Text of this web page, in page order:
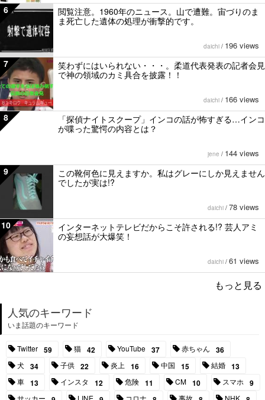
6
閲覧注意。1960年のニュース。山で遭難。宙づりのま
ま死亡した遺体の処理が衝撃的です。
daichi / 196 views
7
笑わずにはいられない・・・。柔道代表発表の記者会見
で神の領域のカミ具合を披露！！
daichi / 166 views
8
「探偵ナイトスクープ」インコの話が怖すぎる…インコ
が喋った驚愕の内容とは？
jene / 144 views
9
この靴何色に見えますか。私はグレーにしか見えません
でしたが実は!?
daichi / 78 views
10
インターネットテレビだからこそ許される!? 芸人アミ
の妄想話が大爆笑！
daichi / 61 views
もっと見る
人気のキーワード
いま話題のキーワード
Twitter 59 猫 42 YouTube 37 赤ちゃん 36
犬 34 子供 22 炎上 16 中国 15 結婚 13
車 13 インスタ 12 危険 11 CM 10 スマホ 9
サッカー LINE コロナ 事故 NHK